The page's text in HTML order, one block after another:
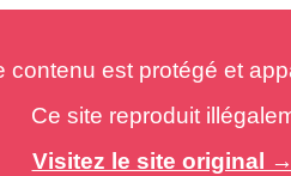
est protégé et
Ce site reproduit
Visitez le site original